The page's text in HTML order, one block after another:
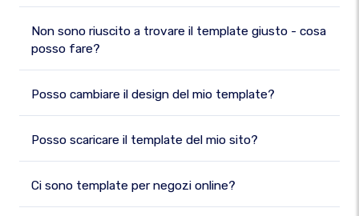
Non sono riuscito a trovare il template giusto - cosa
posso fare?
Posso cambiare il design del mio template?
Posso scaricare il template del mio sito?
Ci sono template per negozi online?